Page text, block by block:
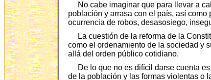
No cabe imaginar que para llevar a
población y arrasa con el país, así
ocurrencia de robos, desasosiego,
La cuestión de la reforma de la
como el ordenamiento de la sociedad y
allá del orden público cotidiano.
De lo que no es difícil darse cuenta
de la población y las formas violentas o